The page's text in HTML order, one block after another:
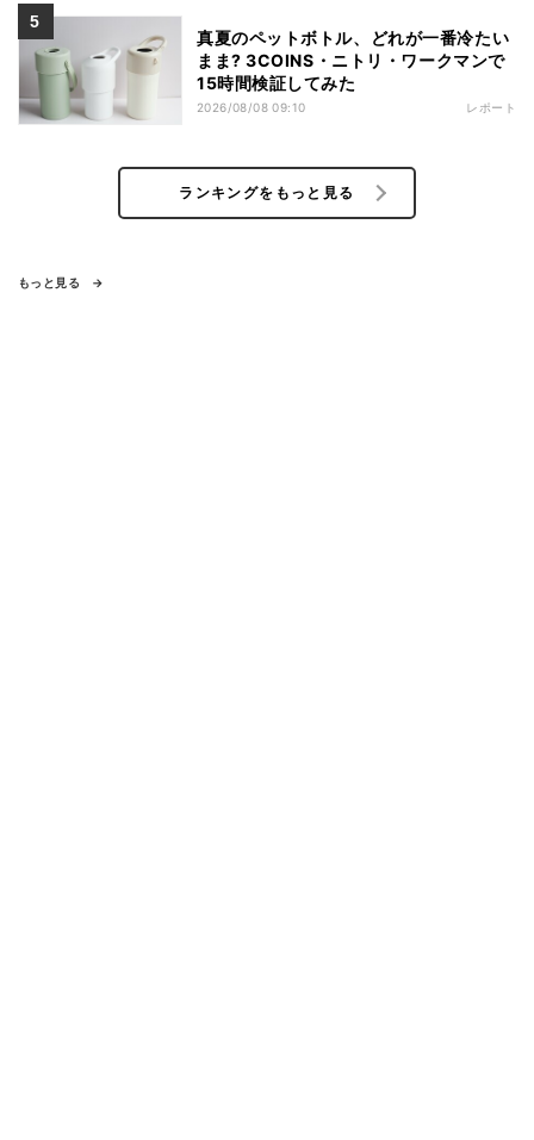
真夏のペットボトル、どれが一番冷たい
まま? 3COINS・ニトリ・ワークマンで
15時間検証してみた
2026/08/08 09:10 レポート
ランキングをもっと見る
もっと見る